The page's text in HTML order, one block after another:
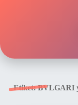
Etiket:BVLGARI